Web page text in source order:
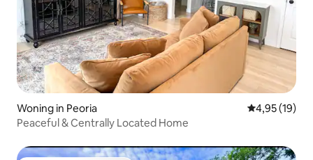
Woning in Peoria Gemiddelde
4,95 (19)
Peaceful & Centrally Located Home